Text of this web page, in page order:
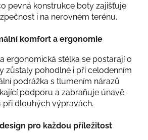
pevná konstrukce boty zajišťuje
i na nerovném terénu.
komfort a ergonomie
ergonomická stélka se postarají o
zůstaly pohodlné i při celodenním
podrážka s tlumením nárazů
podporu a zabraňuje únavě
při dlouhých výpravách.
pro každou příležitost